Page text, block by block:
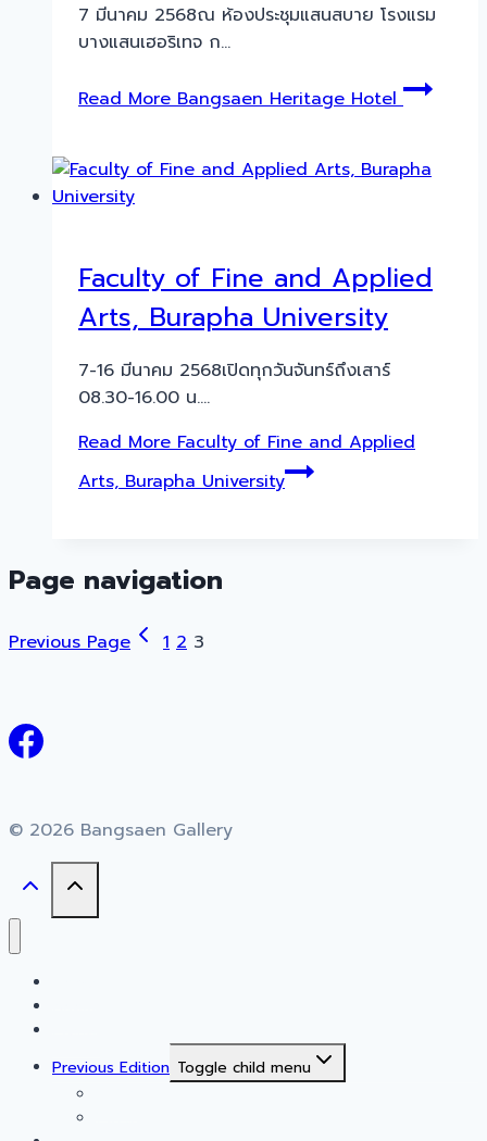
7 มีนาคม 2568ณ ห้องประชุมแสนสบาย โรงแรม
บางแสนเฮอริเทจ ก…
Read More Bangsaen Heritage Hotel
Faculty of Fine and Applied
Arts, Burapha University
7-16 มีนาคม 2568เปิดทุกวันจันทร์ถึงเสาร์
08.30-16.00 น….
Read MoreFaculty of Fine and Applied
Arts, Burapha University
Page navigation
Previous Page 1 2 3
© 2026 Bangsaen Gallery
Previous Edition Toggle child menu